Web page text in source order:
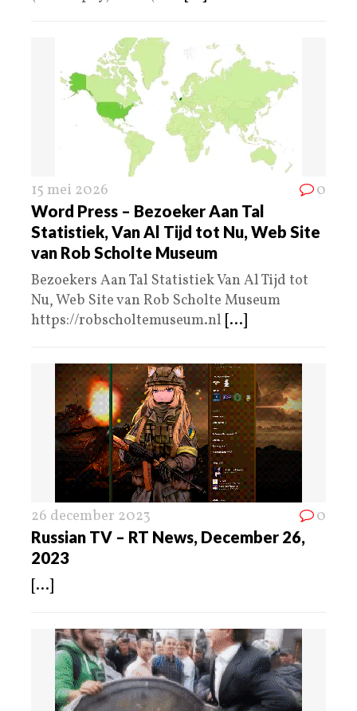
15 mei 2026 0
Word Press – Bezoeker Aan Tal
Statistiek, Van Al Tijd tot Nu, Web Site
van Rob Scholte Museum
Bezoekers Aan Tal Statistiek Van Al Tijd tot
Nu, Web Site van Rob Scholte Museum
https://robscholtemuseum.nl [...]
26 december 2023 0
Russian TV – RT News, December 26,
2023
[...]